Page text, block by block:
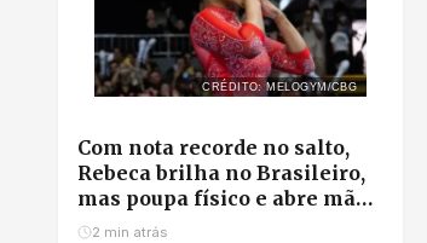
CRÉDITO: MELOGYM/CBG
Com nota recorde no salto,
Rebeca brilha no Brasileiro,
mas poupa físico e abre mão
da final individual
2 min atrás